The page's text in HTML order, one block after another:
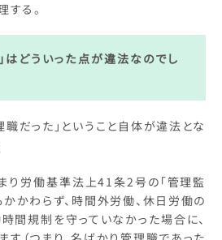
る。
はどういった点が違法なのでし
だった」ということ自体が違法とな
まり労働基準法上41条2号の「管理監
かわらず、時間外労働、休日労働の
間規制を守っていなかった場合に、